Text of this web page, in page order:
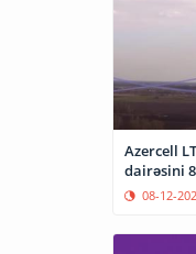
Azercell
dairəsini
08-12-